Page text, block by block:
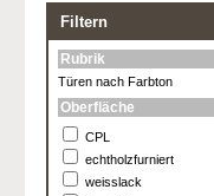
Filtern
Rubrik
Türen nach Farbton
Oberfläche
CPL
echtholzfurniert
weisslack